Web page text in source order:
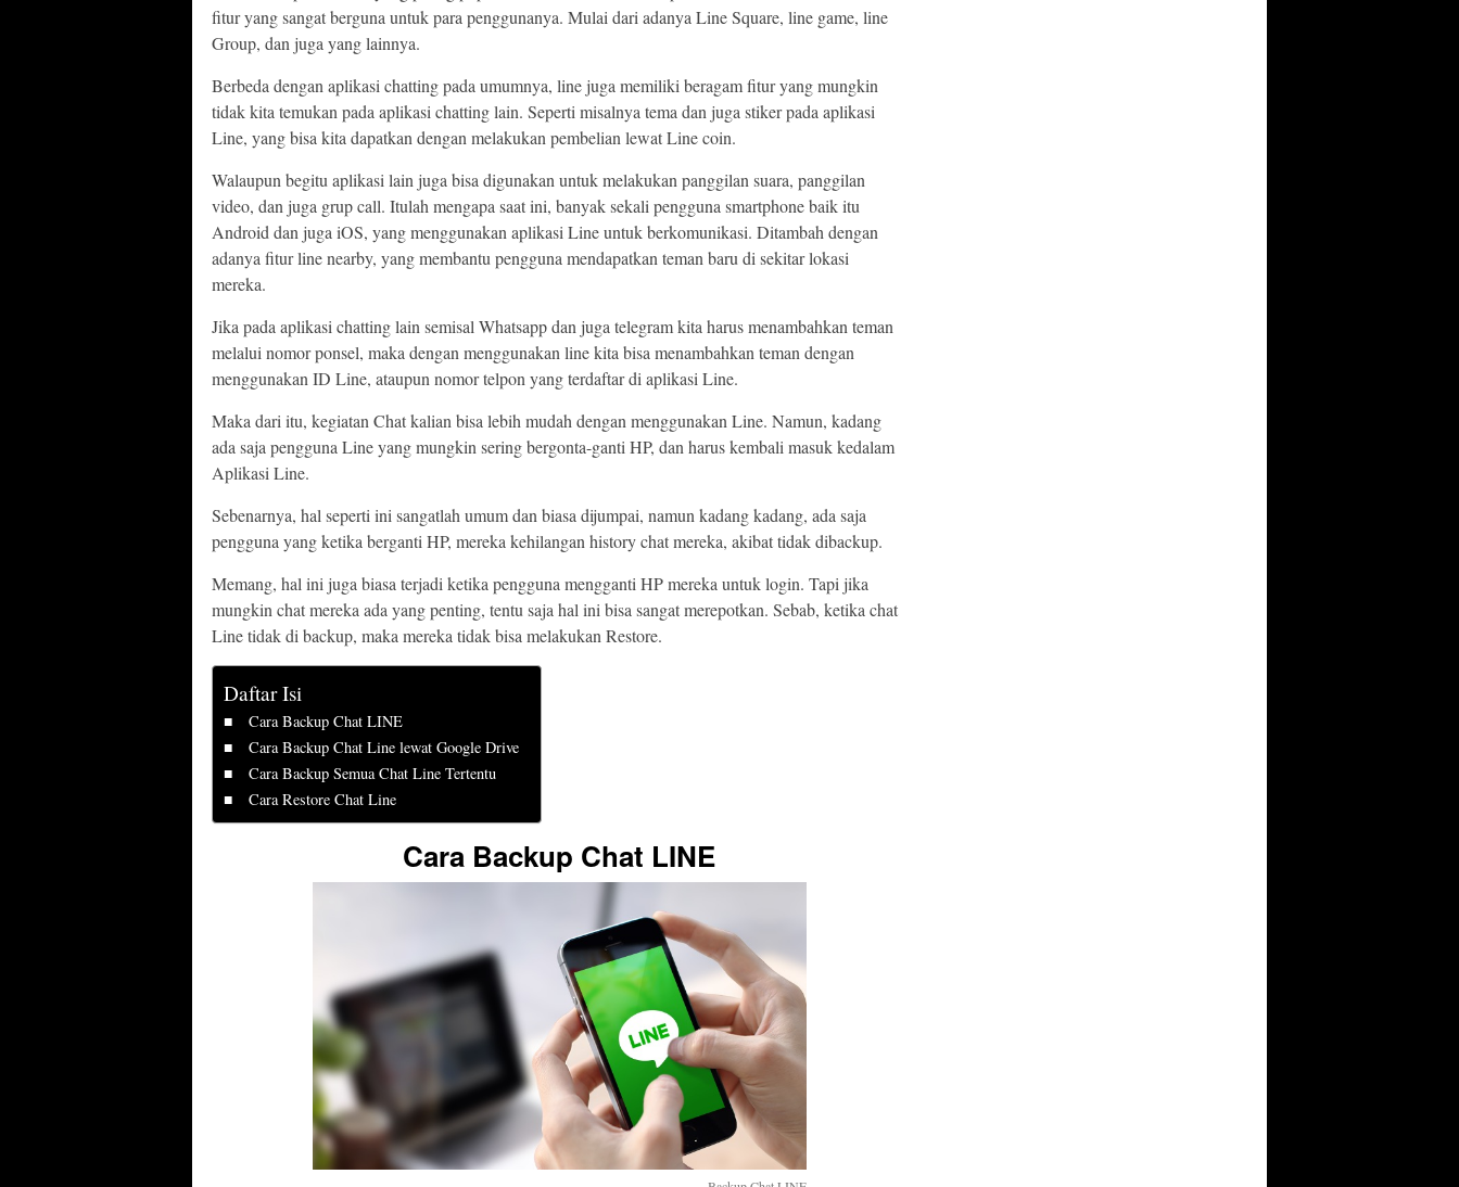
fitur yang sangat berguna untuk para penggunanya. Mulai dari adanya Line Square, line game, line
Group, dan juga yang lainnya.
Berbeda dengan aplikasi chatting pada umumnya, line juga memiliki beragam fitur yang mungkin
tidak kita temukan pada aplikasi chatting lain. Seperti misalnya tema dan juga stiker pada aplikasi
Line, yang bisa kita dapatkan dengan melakukan pembelian lewat Line coin.
Walaupun begitu aplikasi lain juga bisa digunakan untuk melakukan panggilan suara, panggilan
video, dan juga grup call. Itulah mengapa saat ini, banyak sekali pengguna smartphone baik itu
Android dan juga iOS, yang menggunakan aplikasi Line untuk berkomunikasi. Ditambah dengan
adanya fitur line nearby, yang membantu pengguna mendapatkan teman baru di sekitar lokasi
mereka.
Jika pada aplikasi chatting lain semisal Whatsapp dan juga telegram kita harus menambahkan teman
melalui nomor ponsel, maka dengan menggunakan line kita bisa menambahkan teman dengan
menggunakan ID Line, ataupun nomor telpon yang terdaftar di aplikasi Line.
Maka dari itu, kegiatan Chat kalian bisa lebih mudah dengan menggunakan Line. Namun, kadang
ada saja pengguna Line yang mungkin sering bergonta-ganti HP, dan harus kembali masuk kedalam
Aplikasi Line.
Sebenarnya, hal seperti ini sangatlah umum dan biasa dijumpai, namun kadang kadang, ada saja
pengguna yang ketika berganti HP, mereka kehilangan history chat mereka, akibat tidak dibackup.
Memang, hal ini juga biasa terjadi ketika pengguna mengganti HP mereka untuk login. Tapi jika
mungkin chat mereka ada yang penting, tentu saja hal ini bisa sangat merepotkan. Sebab, ketika chat
Line tidak di backup, maka mereka tidak bisa melakukan Restore.
Daftar Isi
Cara Backup Chat LINE
Cara Backup Chat Line lewat Google Drive
Cara Backup Semua Chat Line Tertentu
Cara Restore Chat Line
Cara Backup Chat LINE